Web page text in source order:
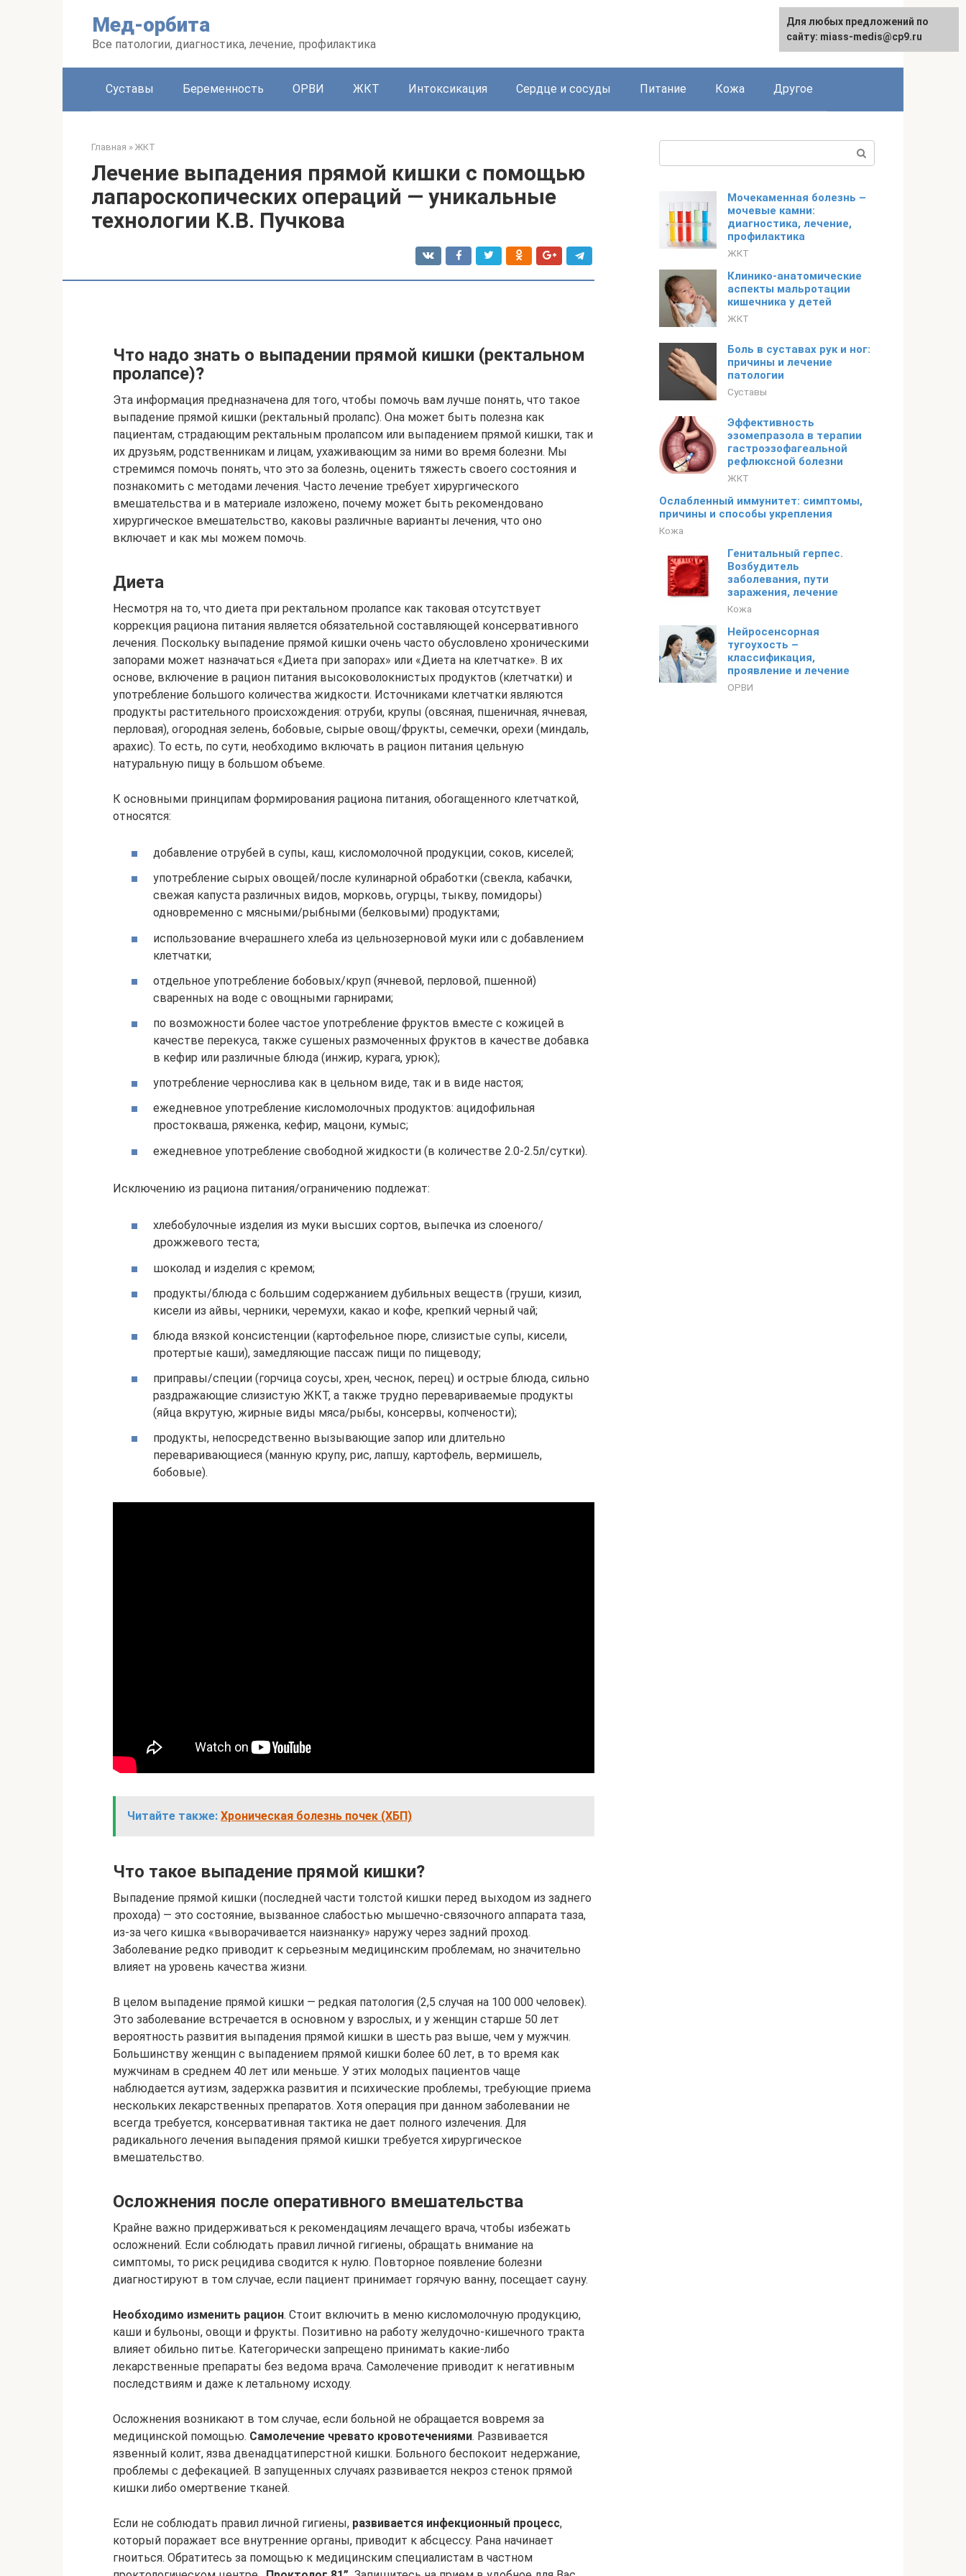
Мед-орбита
Все патологии, диагностика, лечение, профилактика
Суставы Беременность ОРВИ ЖКТ Интоксикация Сердце и сосуды Питание Кожа Другое
Главная » ЖКТ
Лечение выпадения прямой кишки с помощью
лапароскопических операций — уникальные
технологии К.В. Пучкова
Что надо знать о выпадении прямой кишки (ректальном
пролапсе)?
Эта информация предназначена для того, чтобы помочь вам лучше понять, что такое
выпадение прямой кишки (ректальный пролапс). Она может быть полезна как
пациентам, страдающим ректальным пролапсом или выпадением прямой кишки, так и
их друзьям, родственникам и лицам, ухаживающим за ними во время болезни. Мы
стремимся помочь понять, что это за болезнь, оценить тяжесть своего состояния и
познакомить с методами лечения. Часто лечение требует хирургического
вмешательства и в материале изложено, почему может быть рекомендовано
хирургическое вмешательство, каковы различные варианты лечения, что оно
включает и как мы можем помочь.
Диета
Несмотря на то, что диета при ректальном пролапсе как таковая отсутствует
коррекция рациона питания является обязательной составляющей консервативного
лечения. Поскольку выпадение прямой кишки очень часто обусловлено хроническими
запорами может назначаться «Диета при запорах» или «Диета на клетчатке». В их
основе, включение в рацион питания высоковолокнистых продуктов (клетчатки) и
употребление большого количества жидкости. Источниками клетчатки являются
продукты растительного происхождения: отруби, крупы (овсяная, пшеничная, ячневая,
перловая), огородная зелень, бобовые, сырые овощ/фрукты, семечки, орехи (миндаль,
арахис). То есть, по сути, необходимо включать в рацион питания цельную
натуральную пищу в большом объеме.
К основными принципам формирования рациона питания, обогащенного клетчаткой,
относятся:
добавление отрубей в супы, каш, кисломолочной продукции, соков, киселей;
употребление сырых овощей/после кулинарной обработки (свекла, кабачки,
свежая капуста различных видов, морковь, огурцы, тыкву, помидоры)
одновременно с мясными/рыбными (белковыми) продуктами;
использование вчерашнего хлеба из цельнозерновой муки или с добавлением
клетчатки;
отдельное употребление бобовых/круп (ячневой, перловой, пшенной)
сваренных на воде с овощными гарнирами;
по возможности более частое употребление фруктов вместе с кожицей в
качестве перекуса, также сушеных размоченных фруктов в качестве добавка
в кефир или различные блюда (инжир, курага, урюк);
употребление чернослива как в цельном виде, так и в виде настоя;
ежедневное употребление кисломолочных продуктов: ацидофильная
простокваша, ряженка, кефир, мацони, кумыс;
ежедневное употребление свободной жидкости (в количестве 2.0-2.5л/сутки).
Исключению из рациона питания/ограничению подлежат:
хлебобулочные изделия из муки высших сортов, выпечка из слоеного/
дрожжевого теста;
шоколад и изделия с кремом;
продукты/блюда с большим содержанием дубильных веществ (груши, кизил,
кисели из айвы, черники, черемухи, какао и кофе, крепкий черный чай;
блюда вязкой консистенции (картофельное пюре, слизистые супы, кисели,
протертые каши), замедляющие пассаж пищи по пищеводу;
приправы/специи (горчица соусы, хрен, чеснок, перец) и острые блюда, сильно
раздражающие слизистую ЖКТ, а также трудно перевариваемые продукты
(яйца вкрутую, жирные виды мяса/рыбы, консервы, копчености);
продукты, непосредственно вызывающие запор или длительно
переваривающиеся (манную крупу, рис, лапшу, картофель, вермишель,
бобовые).
Читайте также: Хроническая болезнь почек (ХБП)
Что такое выпадение прямой кишки?
Выпадение прямой кишки (последней части толстой кишки перед выходом из заднего
прохода) — это состояние, вызванное слабостью мышечно-связочного аппарата таза,
из-за чего кишка «выворачивается наизнанку» наружу через задний проход.
Заболевание редко приводит к серьезным медицинским проблемам, но значительно
влияет на уровень качества жизни.
В целом выпадение прямой кишки — редкая патология (2,5 случая на 100 000 человек).
Это заболевание встречается в основном у взрослых, и у женщин старше 50 лет
вероятность развития выпадения прямой кишки в шесть раз выше, чем у мужчин.
Большинству женщин с выпадением прямой кишки более 60 лет, в то время как
мужчинам в среднем 40 лет или меньше. У этих молодых пациентов чаще
наблюдается аутизм, задержка развития и психические проблемы, требующие приема
нескольких лекарственных препаратов. Хотя операция при данном заболевании не
всегда требуется, консервативная тактика не дает полного излечения. Для
радикального лечения выпадения прямой кишки требуется хирургическое
вмешательство.
Осложнения после оперативного вмешательства
Крайне важно придерживаться к рекомендациям лечащего врача, чтобы избежать
осложнений. Если соблюдать правил личной гигиены, обращать внимание на
симптомы, то риск рецидива сводится к нулю. Повторное появление болезни
диагностируют в том случае, если пациент принимает горячую ванну, посещает сауну.
Необходимо изменить рацион. Стоит включить в меню кисломолочную продукцию,
каши и бульоны, овощи и фрукты. Позитивно на работу желудочно-кишечного тракта
влияет обильно питье. Категорически запрещено принимать какие-либо
лекарственные препараты без ведома врача. Самолечение приводит к негативным
последствиям и даже к летальному исходу.
Осложнения возникают в том случае, если больной не обращается вовремя за
медицинской помощью. Самолечение чревато кровотечениями. Развивается
язвенный колит, язва двенадцатиперстной кишки. Больного беспокоит недержание,
проблемы с дефекацией. В запущенных случаях развивается некроз стенок прямой
кишки либо омертвение тканей.
Если не соблюдать правил личной гигиены, развивается инфекционный процесс,
который поражает все внутренние органы, приводит к абсцессу. Рана начинает
гноиться. Обратитесь за помощью к медицинским специалистам в частном
Мочекаменная болезнь –
мочевые камни:
диагностика, лечение,
профилактика
ЖКТ
Клинико-анатомические
аспекты мальротации
кишечника у детей
ЖКТ
Боль в суставах рук и ног:
причины и лечение
патологии
Суставы
Эффективность
эзомепразола в терапии
гастроэзофагеальной
рефлюксной болезни
ЖКТ
Ослабленный иммунитет: симптомы,
причины и способы укрепления
Кожа
Генитальный герпес.
Возбудитель
заболевания, пути
заражения, лечение
Кожа
Нейросенсорная
тугоухость –
классификация,
проявление и лечение
ОРВИ
Для любых предложений по
сайту: miass-medis@cp9.ru